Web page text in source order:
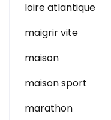
loire atlantique
maigrir vite
maison
maison sport
marathon